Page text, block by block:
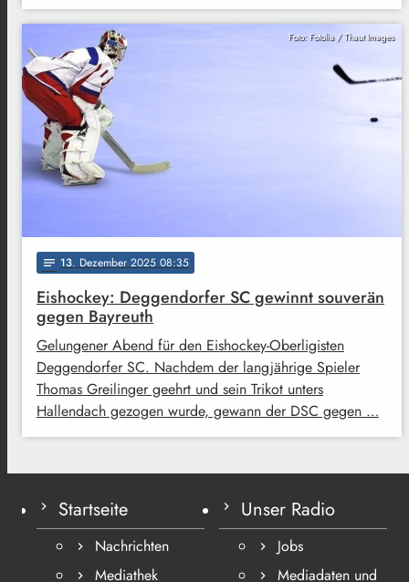
Foto: Fotolia / Thaut Images
notes 13. Dezember 2025 08:35
Eishockey: Deggendorfer SC gewinnt souverän
gegen Bayreuth
Gelungener Abend für den Eishockey-Oberligisten
Deggendorfer SC. Nachdem der langjährige Spieler
Thomas Greilinger geehrt und sein Trikot unters
Hallendach gezogen wurde, gewann der DSC gegen …
Startseite
Nachrichten
Mediathek
Unser Radio
Jobs
Mediadaten und